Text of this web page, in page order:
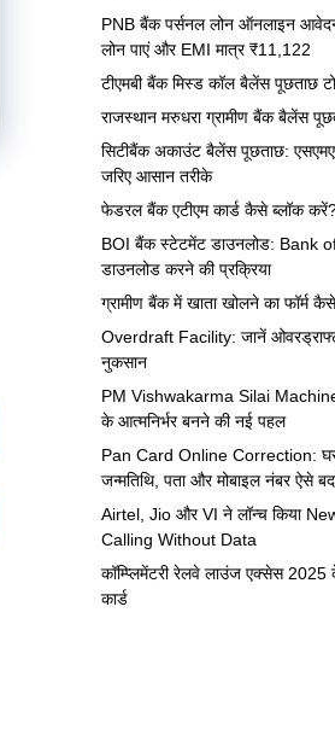
PNB बैंक पर्सनल लोन ऑनलाइन
लोन पाएं और EMI मात्र ₹11,122
टीएमबी बैंक मिस्ड कॉल बैलेंस पूछताछ
राजस्थान मरुधरा ग्रामीण बैंक बैलेंस
सिटीबैंक अकाउंट बैलेंस पूछताछ:
जरिए आसान तरीके
फेडरल बैंक एटीएम कार्ड कैसे ब्लॉक
BOI बैंक स्टेटमेंट डाउनलोड: Bank
डाउनलोड करने की प्रक्रिया
ग्रामीण बैंक में खाता खोलने का फॉर्म
Overdraft Facility: जानें
नुकसान
PM Vishwakarma Silai
के आत्मनिर्भर बनने की नई पहल
Pan Card Online Correction: घर
जन्मतिथि, पता और मोबाइल नंबर ऐसे
Airtel, Jio और VI ने लॉन्च किया
Calling Without Data
कॉम्प्लिमेंटरी रेलवे लाउंज एक्सेस 2025
कार्ड